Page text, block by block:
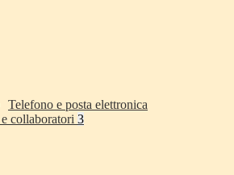
Telefono e posta elettronica
collaboratori 3